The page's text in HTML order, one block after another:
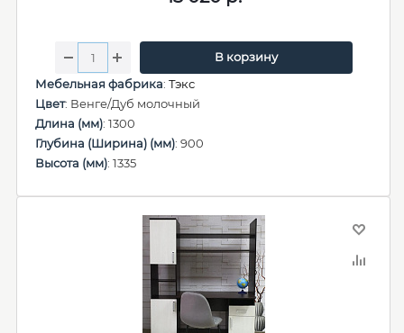
В корзину
Мебельная фабрика: Тэкс
Цвет: Венге/Дуб молочный
Длина (мм): 1300
Глубина (Ширина) (мм): 900
Высота (мм): 1335